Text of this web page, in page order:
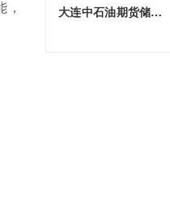
大连中石油期货储备库(大连原油期货)